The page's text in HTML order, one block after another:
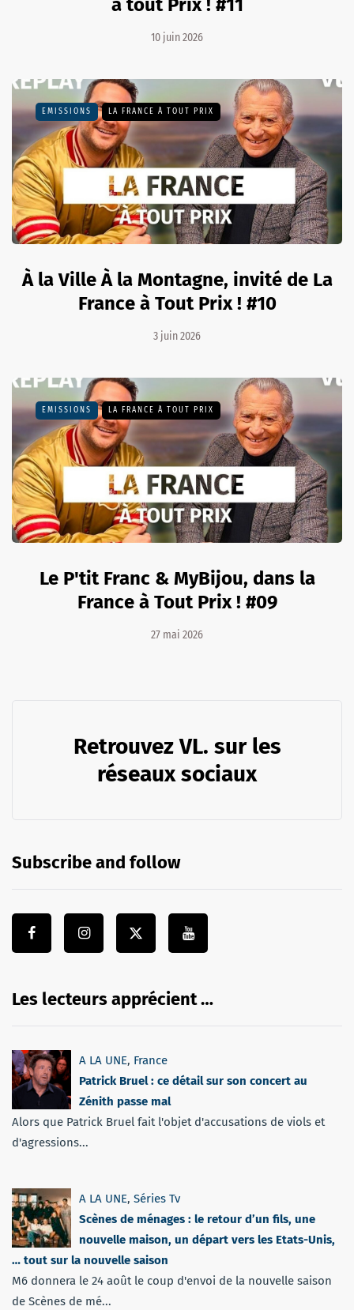
à tout Prix ! #11
10 juin 2026
EMISSIONS LA FRANCE À TOUT PRIX
À la Ville À la Montagne, invité de La
France à Tout Prix ! #10
3 juin 2026
EMISSIONS LA FRANCE À TOUT PRIX
Le P'tit Franc & MyBijou, dans la
France à Tout Prix ! #09
27 mai 2026
Retrouvez VL. sur les
réseaux sociaux
Subscribe and follow
Les lecteurs apprécient …
A LA UNE, France
Patrick Bruel : ce détail sur son concert au
Zénith passe mal
Alors que Patrick Bruel fait l'objet d'accusations de viols et
d'agressions...
A LA UNE, Séries Tv
Scènes de ménages : le retour d’un fils, une
nouvelle maison, un départ vers les Etats-Unis,
… tout sur la nouvelle saison
M6 donnera le 24 août le coup d'envoi de la nouvelle saison
de Scènes de mé...